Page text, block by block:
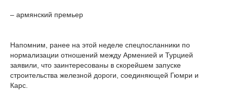
– армянский премьер
Напомним, ранее на этой неделе спецпосланники по
нормализации отношений между Арменией и Турцией
заявили, что заинтересованы в скорейшем запуске
строительства железной дороги, соединяющей Гюмри и
Карс.